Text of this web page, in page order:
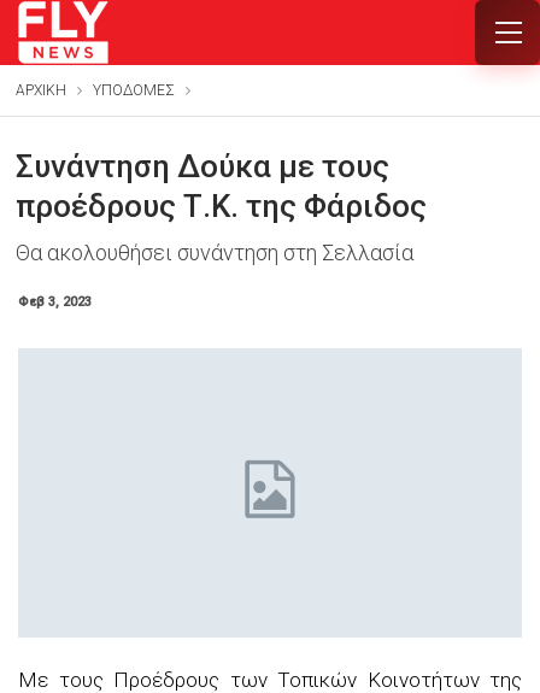
ΑΡΧΙΚΗ ΥΠΟΔΟΜΕΣ
Συνάντηση Δούκα με τους
προέδρους Τ.Κ. της Φάριδος
Θα ακολουθήσει συνάντηση στη Σελλασία
Φεβ 3, 2023
Με τους Προέδρους των Τοπικών Κοινοτήτων της